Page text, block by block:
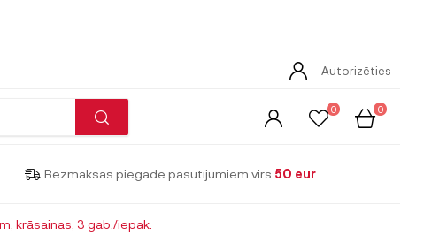
Autorizēties
0 0
Bezmaksas piegāde pasūtījumiem virs 50 eur
krāsainas, 3 gab./iepak.